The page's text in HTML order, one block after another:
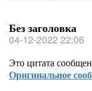
Без заголовка
04-12-2022 22:06
Это цитата
Оригинальное